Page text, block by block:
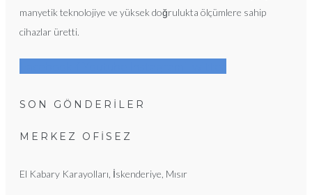
manyetik teknolojiye ve yüksek doğrulukta ölçümlere sahip
cihazlar üretti.
SON GÖNDERİLER
MERKEZ OFISEZ
El Kabary Karayolları, İskenderiye, Mısır